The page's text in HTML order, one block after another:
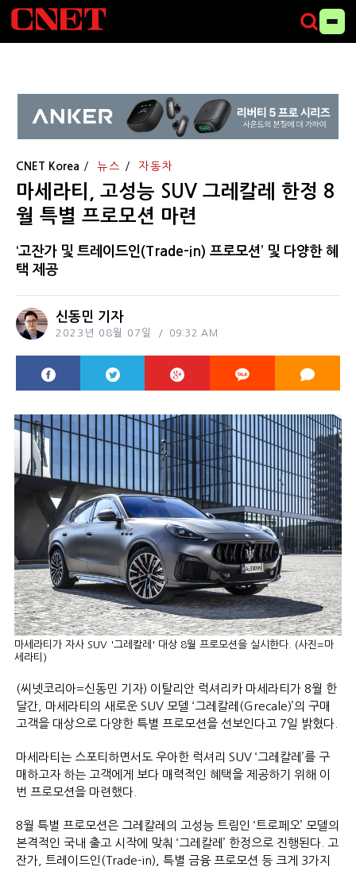
CNET Korea 뉴스 자동차
마세라티, 고성능 SUV 그레칼레 한정 8
월 특별 프로모션 마련
‘고잔가 및 트레이드인(Trade-in) 프로모션’ 및 다양한 혜
택 제공
신동민 기자
2023년 08월 07일 09:32 AM
마세라티가 자사 SUV '그레칼레' 대상 8월 프로모션을 실시한다. (사진=마
세라티)
(씨넷코리아=신동민 기자) 이탈리안 럭셔리카 마세라티가 8월 한
달간, 마세라티의 새로운 SUV 모델 ‘그레칼레(Grecale)’의 구매
고객을 대상으로 다양한 특별 프로모션을 선보인다고 7일 밝혔다.
마세라티는 스포티하면서도 우아한 럭셔리 SUV ‘그레칼레’를 구
매하고자 하는 고객에게 보다 매력적인 혜택을 제공하기 위해 이
번 프로모션을 마련했다.
8월 특별 프로모션은 그레칼레의 고성능 트림인 ‘트로페오’ 모델의
본격적인 국내 출고 시작에 맞춰 ‘그레칼레’ 한정으로 진행된다. 고
잔가, 트레이드인(Trade-in), 특별 금융 프로모션 등 크게 3가지